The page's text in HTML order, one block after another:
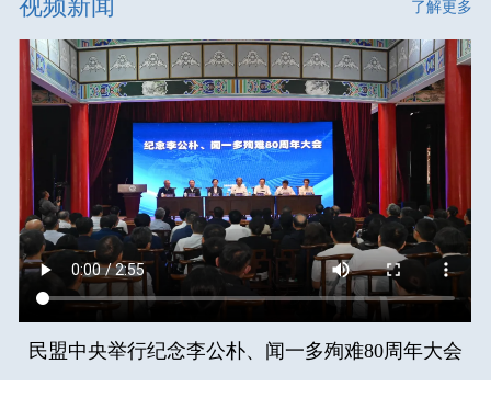
视频新闻 了解更多
民盟中央举行纪念李公朴、闻一多殉难80周年大会